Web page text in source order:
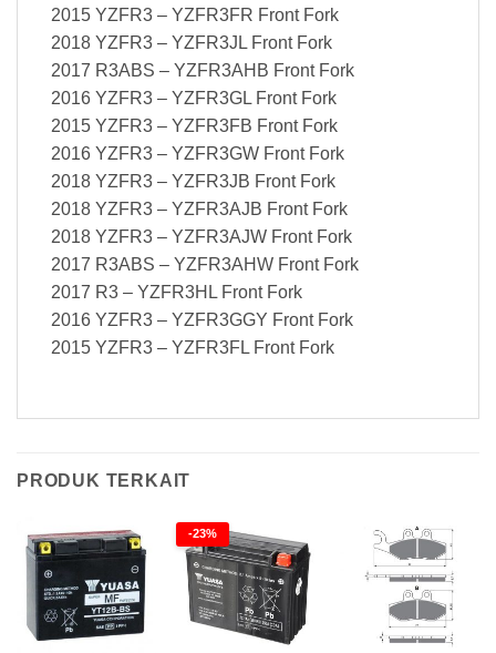
2015 YZFR3 – YZFR3FR Front Fork
2018 YZFR3 – YZFR3JL Front Fork
2017 R3ABS – YZFR3AHB Front Fork
2016 YZFR3 – YZFR3GL Front Fork
2015 YZFR3 – YZFR3FB Front Fork
2016 YZFR3 – YZFR3GW Front Fork
2018 YZFR3 – YZFR3JB Front Fork
2018 YZFR3 – YZFR3AJB Front Fork
2018 YZFR3 – YZFR3AJW Front Fork
2017 R3ABS – YZFR3AHW Front Fork
2017 R3 – YZFR3HL Front Fork
2016 YZFR3 – YZFR3GGY Front Fork
2015 YZFR3 – YZFR3FL Front Fork
PRODUK TERKAIT
-23%